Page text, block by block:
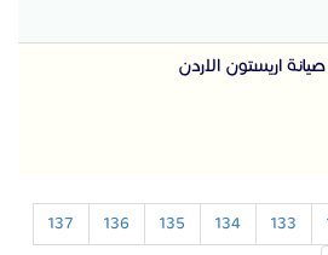
صيانة اريستون الاردن
133
134
135
136
137